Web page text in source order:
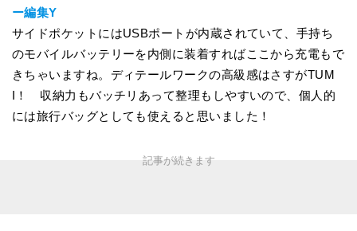
ー編集Y
サイドポケットにはUSBポートが内蔵されていて、手持ち
のモバイルバッテリーを内側に装着すればここから充電もで
きちゃいますね。ディテールワークの高級感はさすがTUM
I！ 収納力もバッチリあって整理もしやすいので、個人的
には旅行バッグとしても使えると思いました！